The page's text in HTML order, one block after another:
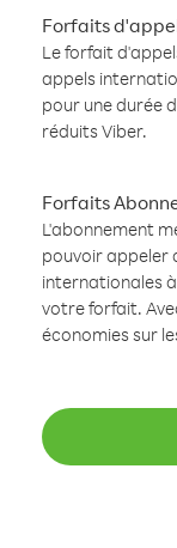
Forfaits
Le forfait
appels
pour une durée
réduits Viber.
Forfaits
L'abonnement
pouvoir appeler
internationales
votre forfait.
économies sur